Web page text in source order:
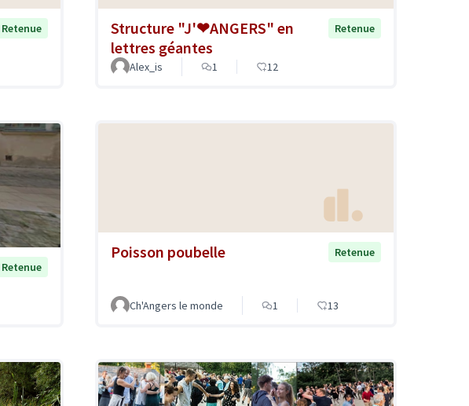
Retenue
Structure "J'❤ANGERS" en
lettres géantes
Retenue
Alex_is 1 12
Retenue
Poisson poubelle Retenue
Ch'Angers le monde 1 13